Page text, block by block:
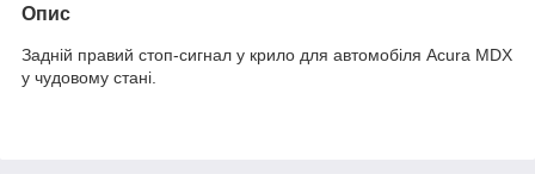
Опис
Задній правий стоп-сигнал у крило для автомобіля Acura MDX
у чудовому стані.